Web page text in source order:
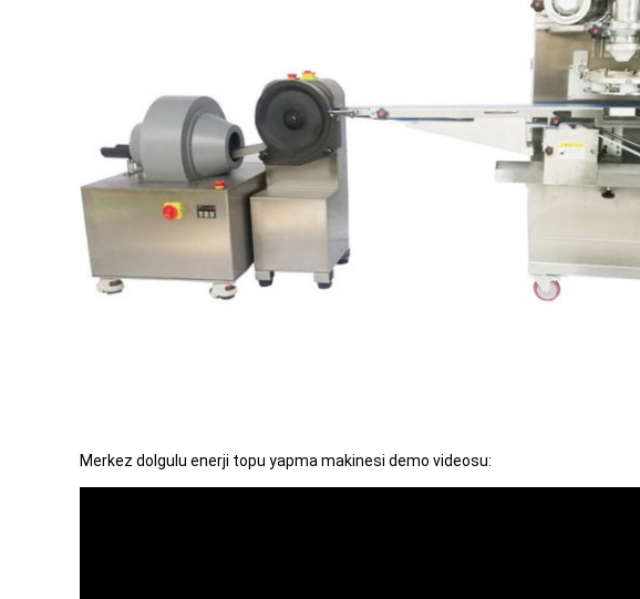
Merkez dolgulu enerji topu yapma makinesi demo videosu: